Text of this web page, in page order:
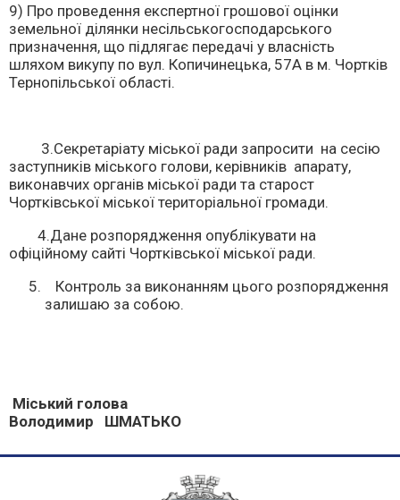
9) Про проведення експертної грошової оцінки
земельної ділянки несільськогосподарського
призначення, що підлягає передачі у власність
шляхом викупу по вул. Копичинецька, 57А в м. Чортків
Тернопільської області.
3.Секретаріату міської ради запросити на сесію
заступників міського голови, керівників апарату,
виконавчих органів міської ради та старост
Чортківської міської територіальної громади.
4.Дане розпорядження опублікувати на
офіційному сайті Чортківської міської ради.
Контроль за виконанням цього розпорядження
залишаю за собою.
Міський голова
Володимир ШМАТЬКО